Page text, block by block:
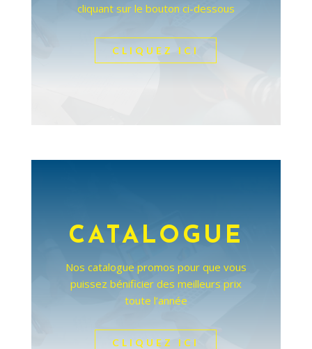
cliquant sur le bouton ci-dessous
CLIQUEZ ICI
CATALOGUE
Nos catalogue promos pour que vous
puissez bénificier des meilleurs prix
toute l’année
CLIQUEZ ICI